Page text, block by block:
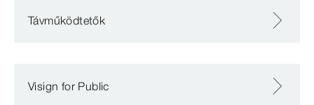
Távműködtetők
Visign for Public